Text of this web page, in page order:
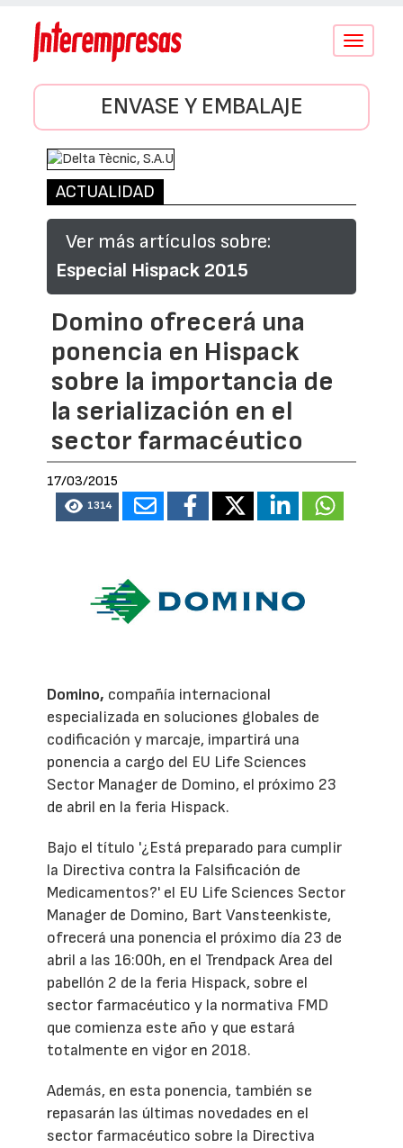
Conmutar
ENVASE Y EMBALAJE
ACTUALIDAD
Ver más artículos sobre:
Especial Hispack 2015
Domino ofrecerá una
ponencia en Hispack
sobre la importancia de
la serialización en el
sector farmacéutico
17/03/2015
1314
Domino, compañía internacional
especializada en soluciones globales de
codificación y marcaje, impartirá una
ponencia a cargo del EU Life Sciences
Sector Manager de Domino, el próximo 23
de abril en la feria Hispack.
Bajo el título '¿Está preparado para cumplir
la Directiva contra la Falsificación de
Medicamentos?' el EU Life Sciences Sector
Manager de Domino, Bart Vansteenkiste,
ofrecerá una ponencia el próximo día 23 de
abril a las 16:00h, en el Trendpack Area del
pabellón 2 de la feria Hispack, sobre el
sector farmacéutico y la normativa FMD
que comienza este año y que estará
totalmente en vigor en 2018.
Además, en esta ponencia, también se
repasarán las últimas novedades en el
sector farmacéutico sobre la Directiva